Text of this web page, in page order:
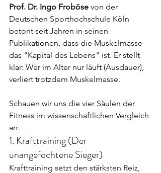
Prof. Dr. Ingo Froböse von der
Deutschen Sporthochschule Köln
betont seit Jahren in seinen
Publikationen, dass die Muskelmasse
das "Kapital des Lebens" ist. Er stellt
klar: Wer im Alter nur läuft (Ausdauer),
verliert trotzdem Muskelmasse.
Schauen wir uns die vier Säulen der
Fitness im wissenschaftlichen Vergleich
an:
1. Krafttraining (Der
unangefochtene Sieger)
Krafttraining setzt den stärksten Reiz,